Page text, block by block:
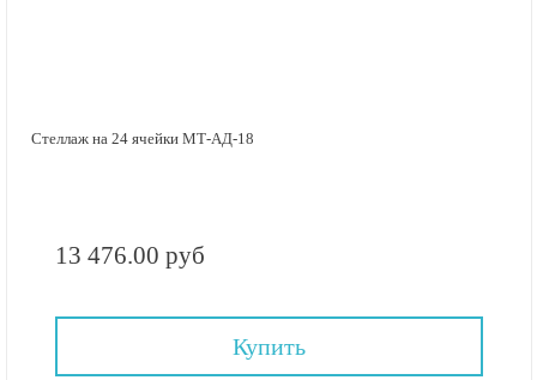
Стеллаж на 24 ячейки МТ-АД-18
13 476.00 руб
Купить